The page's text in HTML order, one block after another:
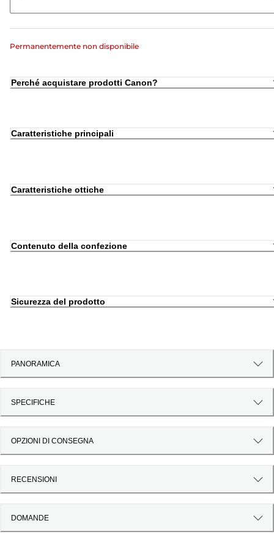
Permanentemente non disponibile
Perché acquistare prodotti Canon?
Caratteristiche principali
Caratteristiche ottiche
Contenuto della confezione
Sicurezza del prodotto
PANORAMICA
SPECIFICHE
OPZIONI DI CONSEGNA
RECENSIONI
DOMANDE